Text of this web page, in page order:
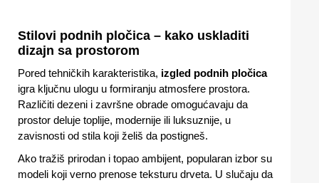
Stilovi podnih pločica – kako uskladiti
dizajn sa prostorom
Pored tehničkih karakteristika, izgled podnih pločica
igra ključnu ulogu u formiranju atmosfere prostora.
Različiti dezeni i završne obrade omogućavaju da
prostor deluje toplije, modernije ili luksuznije, u
zavisnosti od stila koji želiš da postigneš.
Ako tražiš prirodan i topao ambijent, popularan izbor su
modeli koji verno prenose teksturu drveta. U slučaju da